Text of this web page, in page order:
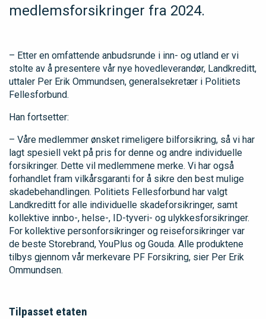
medlemsforsikringer fra 2024.
– Etter en omfattende anbudsrunde i inn- og utland er vi
stolte av å presentere vår nye hovedleverandør, Landkreditt,
uttaler Per Erik Ommundsen, generalsekretær i Politiets
Fellesforbund.
Han fortsetter:
– Våre medlemmer ønsket rimeligere bilforsikring, så vi har
lagt spesiell vekt på pris for denne og andre individuelle
forsikringer. Dette vil medlemmene merke. Vi har også
forhandlet fram vilkårsgaranti for å sikre den best mulige
skadebehandlingen. Politiets Fellesforbund har valgt
Landkreditt for alle individuelle skadeforsikringer, samt
kollektive innbo-, helse-, ID-tyveri- og ulykkesforsikringer.
For kollektive personforsikringer og reiseforsikringer var
de beste Storebrand, YouPlus og Gouda. Alle produktene
tilbys gjennom vår merkevare PF Forsikring, sier Per Erik
Ommundsen.
Tilpasset etaten